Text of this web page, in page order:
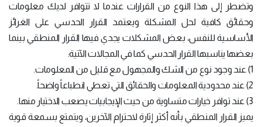
وتضطر إلى هذا النوع من القرارات عندما لا تتوافر لديك معلومات
وحقائق كافية لحل المشكلة ويعتمد القرار الحدسي على الغرائز
الأساسية للنفس، بعض المشكلات يجدي فيها القرار المنطقي بينما
بعضها يناسبها القرار الحدسي كما في المجالات الآتية:
1) عند وجود نوع من الشك والمجهول مع قليل من المعلومات.
2) عند محدودية المعلومات والحقائق التي تعطي انطباعاً واضحاً.
3) عند توافر خيارات متساوية من حيث الإيجابيات يصعب الاختيار منها.
يميز القرار المنطقي بأنه أكثر إثارة لاحترام الآخرين، ويتمتع بسمعة قوية